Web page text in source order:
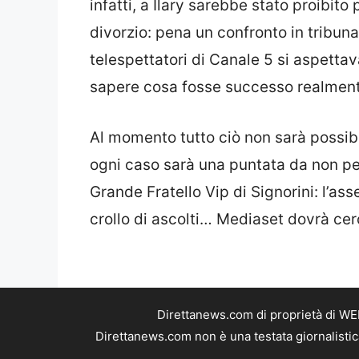
infatti, a Ilary sarebbe stato proibito
divorzio: pena un confronto in
telespettatori di Canale 5 si
sapere cosa fosse successo
Al momento tutto ciò non sarà
ogni caso sarà una puntata da non
Grande Fratello Vip di Signorini:
crollo di ascolti… Mediaset dovrà
Direttanews.com di proprietà di
Direttanews.com non è una testata